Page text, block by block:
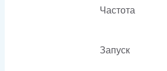
Частота
Запуск